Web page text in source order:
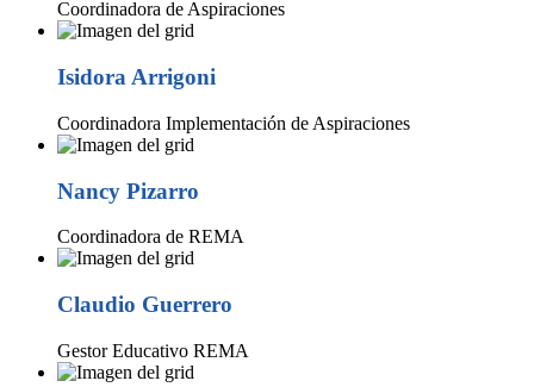
Coordinadora de Aspiraciones
Isidora Arrigoni
Coordinadora Implementación de Aspiraciones
Nancy Pizarro
Coordinadora de REMA
Claudio Guerrero
Gestor Educativo REMA